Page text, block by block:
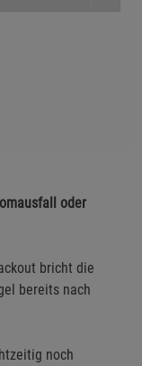
oder
bricht die
bereits nach
noch